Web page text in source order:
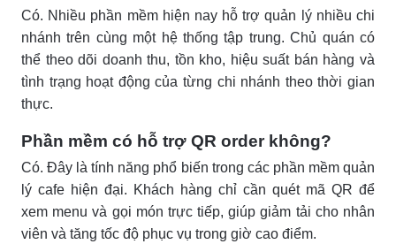
Có. Nhiều phần mềm hiện nay hỗ trợ quản lý nhiều chi
nhánh trên cùng một hệ thống tập trung. Chủ quán có
thể theo dõi doanh thu, tồn kho, hiệu suất bán hàng và
tình trạng hoạt động của từng chi nhánh theo thời gian
thực.
Phần mềm có hỗ trợ QR order không?
Có. Đây là tính năng phổ biến trong các phần mềm quản
lý cafe hiện đại. Khách hàng chỉ cần quét mã QR để
xem menu và gọi món trực tiếp, giúp giảm tải cho nhân
viên và tăng tốc độ phục vụ trong giờ cao điểm.